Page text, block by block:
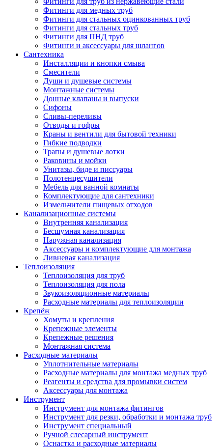
Фитинги для медных труб
Фитинги для стальных оцинкованных труб
Фитинги для стальных труб
Фитинги для ПНД труб
Фитинги и аксессуары для шлангов
Сантехника
Инсталляции и кнопки смыва
Смесители
Души и душевые системы
Монтажные системы
Донные клапаны и выпуски
Сифоны
Сливы-переливы
Отводы и гофры
Краны и вентили для бытовой техники
Гибкие подводки
Трапы и душевые лотки
Раковины и мойки
Унитазы, биде и писсуары
Полотенцесушители
Мебель для ванной комнаты
Комплектующие для сантехники
Измельчители пищевых отходов
Канализационные системы
Внутренняя канализация
Бесшумная канализация
Наружная канализация
Аксессуары и комплектующие для монтажа
Ливневая канализация
Теплоизоляция
Теплоизоляция для труб
Теплоизоляция для пола
Звукоизоляционные материалы
Расходные материалы для теплоизоляции
Крепёж
Хомуты и крепления
Крепежные элементы
Крепежные решения
Монтажная система
Расходные материалы
Уплотнительные материалы
Расходные материалы для монтажа медных труб
Реагенты и средства для промывки систем
Аксессуары для монтажа
Инструмент
Инструмент для монтажа фитингов
Инструмент для резки, обработки и монтажа труб
Инструмент специальный
Ручной слесарный инструмент
Оснастка и расходные материалы